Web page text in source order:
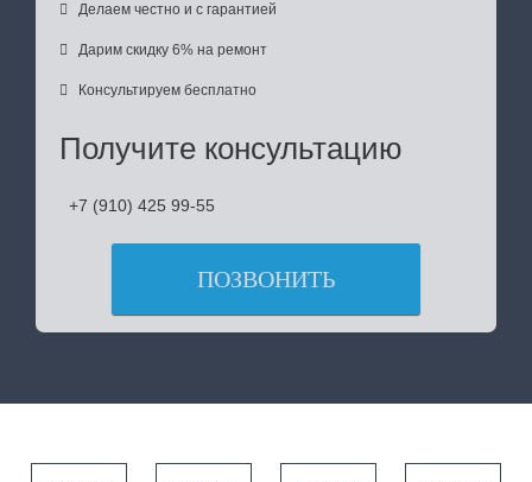
 Делаем честно и с гарантией
 Дарим скидку 6% на ремонт
 Консультируем бесплатно
Получите консультацию
+7 (910) 425 99-55
ПОЗВОНИТЬ